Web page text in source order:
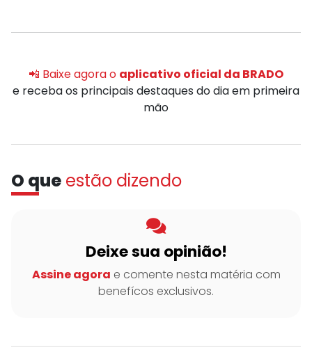
📲 Baixe agora o aplicativo oficial da BRADO
e receba os principais destaques do dia em primeira
mão
O que estão dizendo
Deixe sua opinião!
Assine agora e comente nesta matéria com
benefícos exclusivos.